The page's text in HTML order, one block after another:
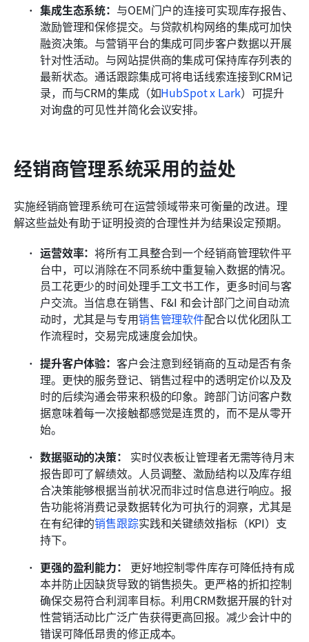
集成生态系统： 与OEM门户的连接可实现库存报告、
激励管理和保修提交。与贷款机构网络的集成可加快
融资决策。与营销平台的集成可同步客户数据以开展
针对性活动。与网站提供商的集成可保持库存列表的
最新状态。通话跟踪集成可将电话线索连接到CRM记
录，而与CRM的集成（如HubSpot x Lark）可提升
对询盘的可见性并简化会议安排。
经销商管理系统采用的益处
实施经销商管理系统可在运营领域带来可衡量的改进。理
解这些益处有助于证明投资的合理性并为结果设定预期。
运营效率：将所有工具整合到一个经销商管理软件平
台中，可以消除在不同系统中重复输入数据的情况。
员工花更少的时间处理手工文书工作，更多时间与客
户交流。当信息在销售、F&I 和会计部门之间自动流
动时，尤其是与专用销售管理软件配合以优化团队工
作流程时，交易完成速度会加快。
提升客户体验：客户会注意到经销商的互动是否有条
理。更快的服务登记、销售过程中的透明定价以及及
时的后续沟通会带来积极的印象。跨部门访问客户数
据意味着每一次接触都感觉是连贯的，而不是从零开
始。
数据驱动的决策：
实时仪表板让管理者无需等待月末
报告即可了解绩效。人员调整、激励结构以及库存组
合决策能够根据当前状况而非过时信息进行响应。报
告功能将消费记录数据转化为可执行的洞察，尤其是
在有纪律的销售跟踪实践和关键绩效指标（KPI）支
持下。
更强的盈利能力：
更好地控制零件库存可降低持有成
本并防止因缺货导致的销售损失。更严格的折扣控制
确保交易符合利润率目标。利用CRM数据开展的针对
性营销活动比广泛广告获得更高回报。减少会计中的
错误可降低昂贵的修正成本。